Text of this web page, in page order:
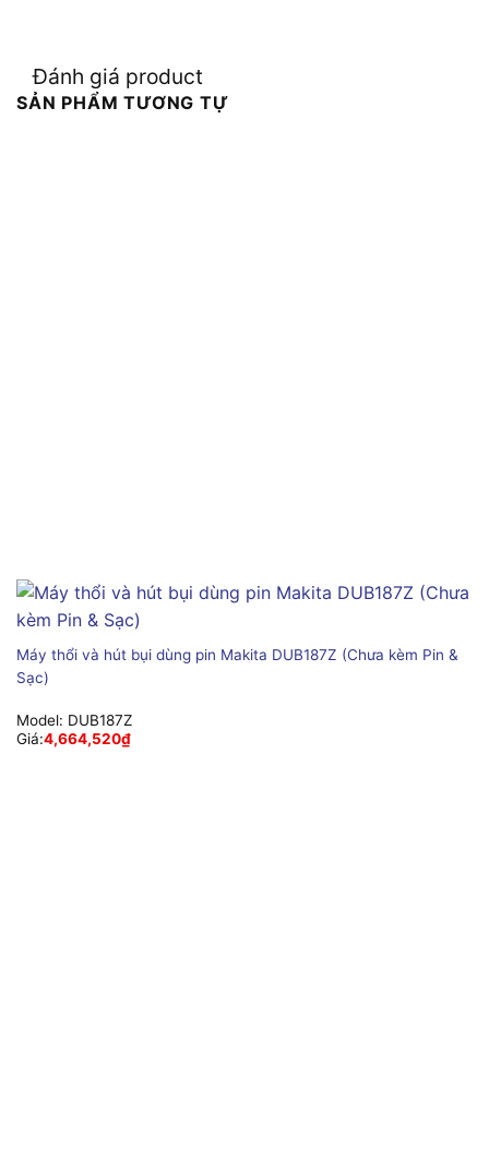
Đánh giá product
SẢN PHẨM TƯƠNG TỰ
Máy thổi và hút bụi dùng pin Makita DUB187Z (Chưa kèm Pin &
Sạc)
Model: DUB187Z
Giá:4,664,520₫